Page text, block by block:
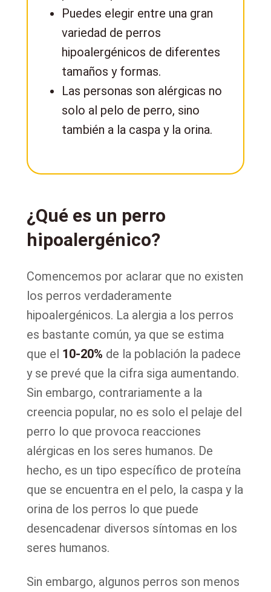
Puedes elegir entre una gran
variedad de perros
hipoalergénicos de diferentes
tamaños y formas.
Las personas son alérgicas no
solo al pelo de perro, sino
también a la caspa y la orina.
¿Qué es un perro
hipoalergénico?
Comencemos por aclarar que no existen
los perros verdaderamente
hipoalergénicos. La alergia a los perros
es bastante común, ya que se estima
que el 10-20% de la población la padece
y se prevé que la cifra siga aumentando.
Sin embargo, contrariamente a la
creencia popular, no es solo el pelaje del
perro lo que provoca reacciones
alérgicas en los seres humanos. De
hecho, es un tipo específico de proteína
que se encuentra en el pelo, la caspa y la
orina de los perros lo que puede
desencadenar diversos síntomas en los
seres humanos.
Sin embargo, algunos perros son menos